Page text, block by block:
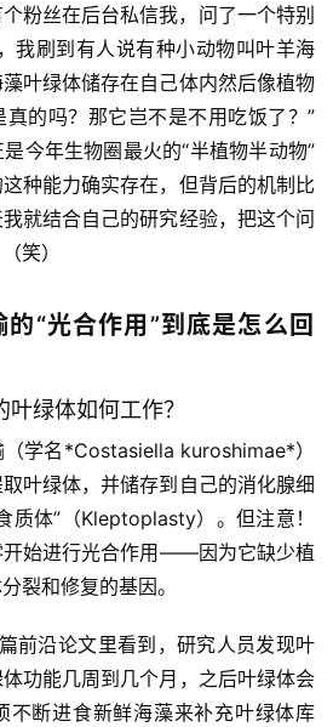
粉丝在后台私信我，问了一个特别
我刷到有人说有种小动物叫叶羊海
叶绿体储存在自己体内然后像植物
的吗？那它岂不是不用吃饭了？”
今年生物圈最火的“半植物半动物”
种能力确实存在，但背后的机制比
就结合自己的研究经验，把这个问
笑）
“光合作用”到底是怎么回
绿体如何工作？
（学名*Costasiella kuroshimae*）
叶绿体，并储存到自己的消化腺细
质体”（Kleptoplasty）。但注意！
开始进行光合作用——因为它缺少植
裂和修复的基因。
前沿论文里看到，研究人员发现叶
功能几周到几个月，之后叶绿体会
不断进食新鲜海藻来补充叶绿体库